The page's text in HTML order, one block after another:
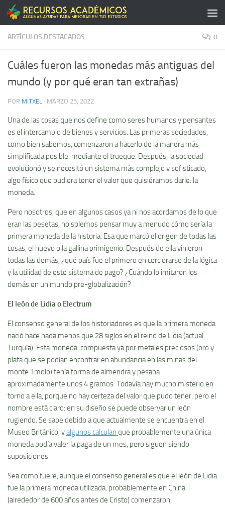
Saltar al contenido
ARTÍCULOS DESTACADOS 0
Cuáles fueron las monedas más antiguas del
mundo (y por qué eran tan extrañas)
POR MITXEL · MARZO 25, 2022
Una de las cosas que nos define como seres humanos y pensantes
es el intercambio de bienes y servicios. Las primeras sociedades,
como bien sabemos, comenzaron a hacerlo de la manera más
simplificada posible: mediante el trueque. Después, la sociedad
evolucionó y se necesitó un sistema más complejo y sofisticado,
algo físico que pudiera tener el valor que quisiéramos darle: la
moneda.
Pero nosotros, que en algunos casos ya ni nos acordamos de lo que
eran las pesetas, no solemos pensar muy a menudo cómo sería la
primera moneda de la historia. Esa que marcó el origen de todas las
cosas, el huevo o la gallina primigenio. Después de ella vinieron
todas las demás, ¿qué país fue el primero en cerciorarse de la lógica
y la utilidad de este sistema de pago? ¿Cuándo lo imitaron los
demás en un mundo pre-globalización?
El león de Lidia o Electrum
El consenso general de los historiadores es que la primera moneda
nació hace nada menos que 28 siglos en el reino de Lidia (actual
Turquía). Esta moneda, compuesta ya por metales preciosos (oro y
plata que se podían encontrar en abundancia en las minas del
monte Tmolo) tenía forma de almendra y pesaba
aproximadamente unos 4 gramos. Todavía hay mucho misterio en
torno a ella, porque no hay certeza del valor que pudo tener, pero el
nombre está claro: en su diseño se puede observar un león
rugiendo. Se sabe debido a que actualmente se encuentra en el
Museo Británico, yalgunos calculan que probablemente una única
moneda podía valer la paga de un mes, pero siguen siendo
suposiciones.
Sea como fuere, aunque el consenso general es que el león de Lidia
fue la primera moneda utilizada, probablemente en China
(alrededor de 600 años antes de Cristo) comenzaron,